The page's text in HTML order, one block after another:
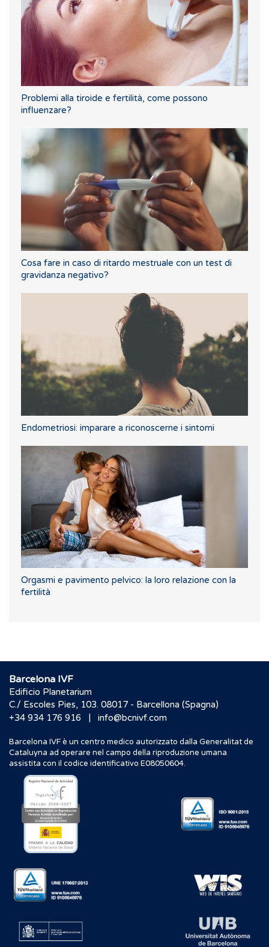
Problemi alla tiroide e fertilità, come possono
influenzare?
Cosa fare in caso di ritardo mestruale con un test di
gravidanza negativo?
Endometriosi: imparare a riconoscerne i sintomi
Orgasmi e pavimento pelvico: la loro relazione con la
fertilità
Barcelona IVF
Edificio Planetarium
C./ Escoles Pies, 103. 08017 - Barcellona (Spagna)
+34 934 176 916
| info@bcnivf.com
Barcelona IVF è un centro medico autorizzato dalla Generalitat de
Cataluyna ad operare nel campo della riproduzione umana
assistita con il codice identificativo E08050604.